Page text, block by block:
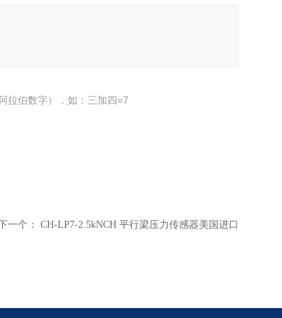
拉伯数字），如：三加四=7
一个： CH-LP7-2.5kNCH 平行梁压力传感器美国进口